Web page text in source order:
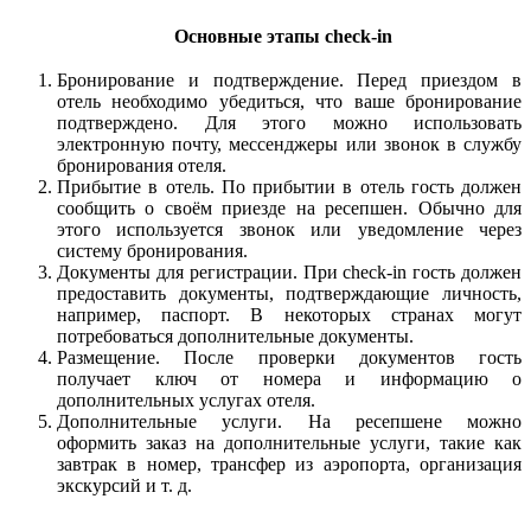
Основные этапы check-in
Бронирование и подтверждение. Перед приездом в
отель необходимо убедиться, что ваше бронирование
подтверждено. Для этого можно использовать
электронную почту, мессенджеры или звонок в службу
бронирования отеля.
Прибытие в отель. По прибытии в отель гость должен
сообщить о своём приезде на ресепшен. Обычно для
этого используется звонок или уведомление через
систему бронирования.
Документы для регистрации. При check-in гость должен
предоставить документы, подтверждающие личность,
например, паспорт. В некоторых странах могут
потребоваться дополнительные документы.
Размещение. После проверки документов гость
получает ключ от номера и информацию о
дополнительных услугах отеля.
Дополнительные услуги. На ресепшене можно
оформить заказ на дополнительные услуги, такие как
завтрак в номер, трансфер из аэропорта, организация
экскурсий и т. д.